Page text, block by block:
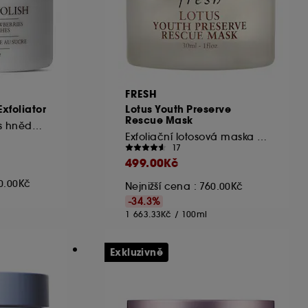
Peeling na obličej s hnědým cukrem a vitamínem C
FRESH
Lotus Youth Preserve
Rescue Mask
Exfoliační lotosová maska proti stárnutí
17
499.00Kč
Nejnižší cena : 760.00Kč
-34.3%
1 663.33Kč / 100ml
Exkluzivně